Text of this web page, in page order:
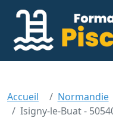
Accueil Normandie
Isigny-le-Buat -